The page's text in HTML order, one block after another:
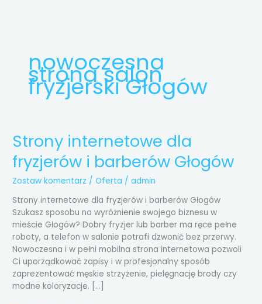
nowoczesna
strona salon
fryzjerski Głogów
Strony internetowe dla
fryzjerów i barberów Głogów
Zostaw komentarz /Oferta /admin
Strony internetowe dla fryzjerów i barberów Głogów
Szukasz sposobu na wyróżnienie swojego biznesu w
mieście Głogów? Dobry fryzjer lub barber ma ręce pełne
roboty, a telefon w salonie potrafi dzwonić bez przerwy.
Nowoczesna i w pełni mobilna strona internetowa pozwoli
Ci uporządkować zapisy i w profesjonalny sposób
zaprezentować męskie strzyżenie, pielęgnację brody czy
modne koloryzacje. […]
Strony
internetowe
dla
fryzjerów
i
barberów
Głogów